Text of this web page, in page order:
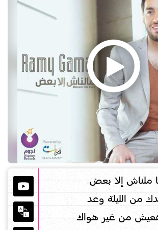
ملناش إلا بعض
من الليلة وعد
من غير هواك